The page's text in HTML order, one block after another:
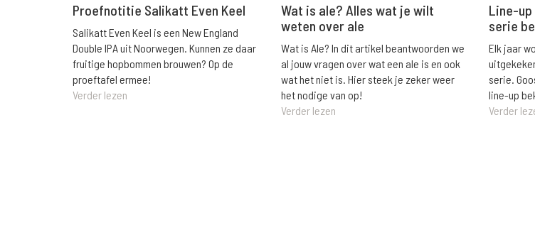
Proefnotitie Salikatt Even Keel
Salikatt Even Keel is een New England
Double IPA uit Noorwegen. Kunnen ze daar
fruitige hopbommen brouwen? Op de
proeftafel ermee!
Verder lezen
Wat is ale? Alles wat je wilt
weten over ale
Wat is Ale? In dit artikel beantwoorden we
al jouw vragen over wat een ale is en ook
wat het niet is. Hier steek je zeker weer
het nodige van op!
Verder lezen
Line-up
serie
Elk jaar
serie.
line-up
Verder